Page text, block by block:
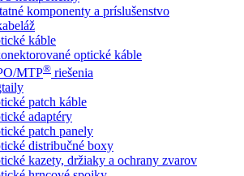
komponenty a príslušenstvo
káble
optické káble
MTP® ​ riešenia
patch káble
adaptéry
patch panely
distribučné boxy
kazety, držiaky a ochrany zvarov